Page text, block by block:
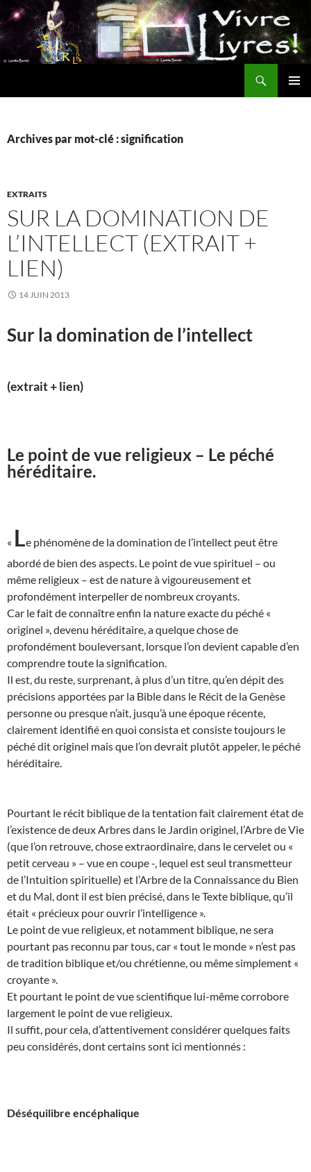
Aller
au
contenu
Archives par mot-clé : signification
EXTRAITS
SUR LA DOMINATION DE
L’INTELLECT (EXTRAIT +
LIEN)
14 JUIN 2013
Sur la domination de l’intellect
(extrait + lien)
Le point de vue religieux – Le péché
héréditaire.
« Le phénomène de la domination de l’intellect peut être
abordé de bien des aspects. Le point de vue spirituel – ou
même religieux – est de nature à vigoureusement et
profondément interpeller de nombreux croyants.
Car le fait de connaître enfin la nature exacte du péché «
originel », devenu héréditaire, a quelque chose de
profondément bouleversant, lorsque l’on devient capable d’en
comprendre toute la signification.
Il est, du reste, surprenant, à plus d’un titre, qu’en dépit des
précisions apportées par la Bible dans le Récit de la Genèse
personne ou presque n’ait, jusqu’à une époque récente,
clairement identifié en quoi consista et consiste toujours le
péché dit originel mais que l’on devrait plutôt appeler, le péché
héréditaire.
Pourtant le récit biblique de la tentation fait clairement état de
l’existence de deux Arbres dans le Jardin originel, l’Arbre de Vie
(que l’on retrouve, chose extraordinaire, dans le cervelet ou «
petit cerveau » – vue en coupe -, lequel est seul transmetteur
de l’Intuition spirituelle) et l’Arbre de la Connaissance du Bien
et du Mal, dont il est bien précisé, dans le Texte biblique, qu’il
était « précieux pour ouvrir l’intelligence ».
Le point de vue religieux, et notamment biblique, ne sera
pourtant pas reconnu par tous, car « tout le monde » n’est pas
de tradition biblique et/ou chrétienne, ou même simplement «
croyante ».
Et pourtant le point de vue scientifique lui-même corrobore
largement le point de vue religieux.
Il suffit, pour cela, d’attentivement considérer quelques faits
peu considérés, dont certains sont ici mentionnés :
Déséquilibre encéphalique